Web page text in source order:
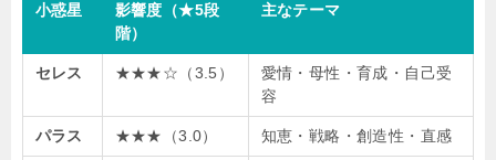
小惑星
影響度（★5段
階）
主なテーマ
セレス ★★★☆（3.5）
愛情・母性・育成・自己受
容
パラス ★★★（3.0） 知恵・戦略・創造性・直感